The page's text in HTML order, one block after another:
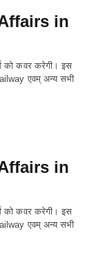
in
को कवर करेगी। इस
एवम् अन्य सभी
in
को कवर करेगी। इस
एवम् अन्य सभी